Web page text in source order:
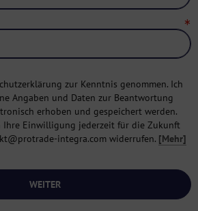
zur Kenntnis genommen. Ich
Angaben und Daten zur Beantwortung
erhoben und gespeichert werden.
Ihre Einwilligung jederzeit für die Zukunft
integra.com widerrufen. [Mehr]
WEITER